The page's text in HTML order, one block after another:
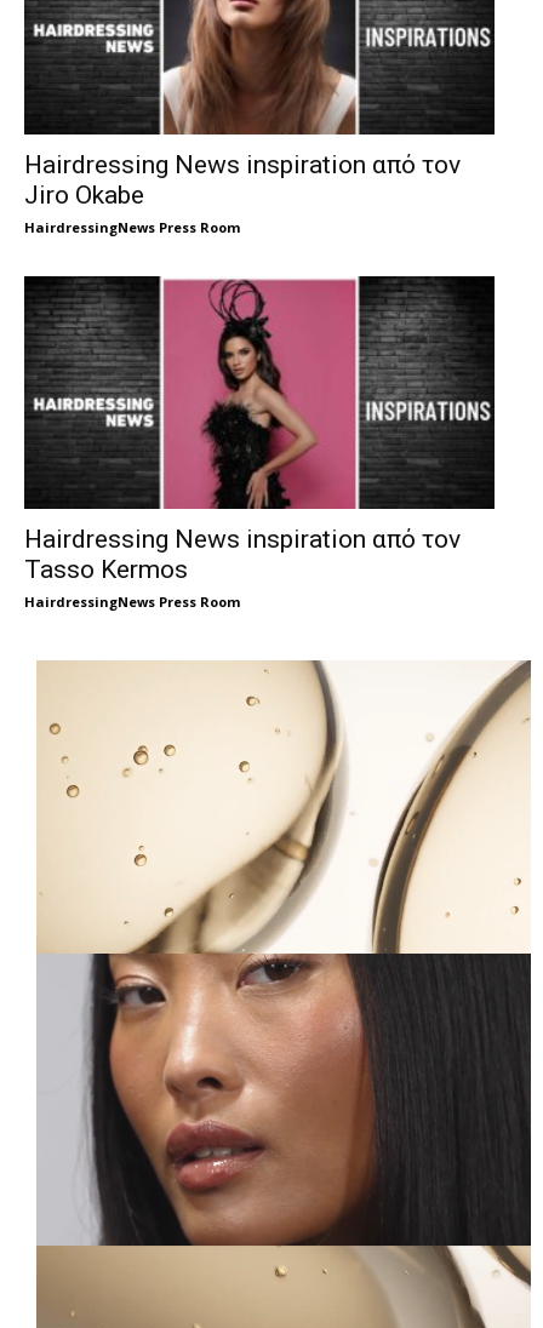
Hairdressing News inspiration από τον
Jiro Okabe
HairdressingNews Press Room
Hairdressing News inspiration από τον
Tasso Kermos
HairdressingNews Press Room